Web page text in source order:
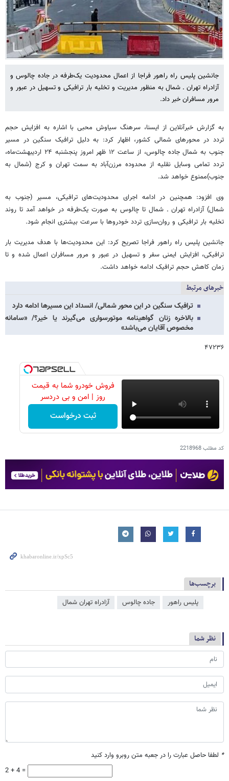
جانشین پلیس راه راهور فراجا از اعمال محدودیت یک‌طرفه در جاده چالوس و
آزادراه تهران ـ شمال به منظور مدیریت و تخلیه بار ترافیکی و تسهیل در عبور و
مرور مسافران خبر داد.
به گزارش خبرآنلاین از ایسنا، سرهنگ سیاوش محبی با اشاره به افزایش حجم
تردد در محورهای شمالی کشور، اظهار کرد: به دلیل ترافیک سنگین در مسیر
جنوب به شمال جاده چالوس، از ساعت ۱۲ ظهر امروز پنجشنبه ۲۴ اردیبهشت‌ماه،
تردد تمامی وسایل نقلیه از محدوده مرزن‌آباد به سمت تهران و کرج (شمال به
جنوب)ممنوع خواهد شد.
وی افزود: همچنین در ادامه اجرای محدودیت‌های ترافیکی، مسیر (جنوب به
شمال) آزادراه تهران ـ شمال تا چالوس به صورت یک‌طرفه در خواهد آمد تا روند
تخلیه بار ترافیکی و روان‌سازی تردد خودروها با سرعت بیشتری انجام شود.
جانشین پلیس راه راهور فراجا تصریح کرد: این محدودیت‌ها با هدف مدیریت بار
ترافیکی، افزایش ایمنی سفر و تسهیل در عبور و مرور مسافران اعمال شده و تا
زمان کاهش حجم ترافیک ادامه خواهد داشت.
خبرهای مرتبط
ترافیک سنگین در این محور شمالی/ انسداد این مسیرها ادامه دارد
بالاخره زنان گواهینامه موتورسواری می‌گیرند یا خیر؟/ «سامانه
مخصوص آقایان می‌باشد»
۴۷۲۳۶
فروش خودرو شما به قیمت
روز | امن و بی دردسر
ثبت درخواست
کد مطلب2218968
برچسب‌ها
پلیس راهور جاده چالوس آزادراه تهران شمال
نظر شما
* لطفا حاصل عبارت را در جعبه متن روبرو وارد کنید
2 + 4 =